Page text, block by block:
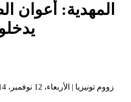
المهدية: أعوان